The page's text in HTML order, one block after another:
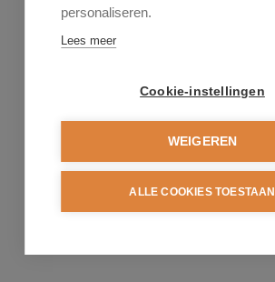
personaliseren.
Lees meer
Cookie-instellingen
WEIGEREN
ALLE COOKIES TOESTAAN